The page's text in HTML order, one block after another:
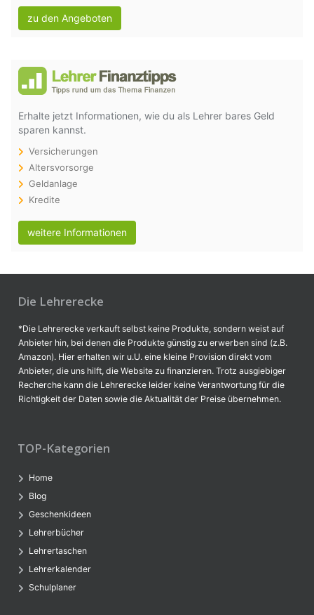
zu den Angeboten
Erhalte jetzt Informationen, wie du als Lehrer bares Geld
sparen kannst.
Versicherungen
Altersvorsorge
Geldanlage
Kredite
weitere Informationen
Die Lehrerecke
*Die Lehrerecke verkauft selbst keine Produkte, sondern weist auf
Anbieter hin, bei denen die Produkte günstig zu erwerben sind (z.B.
Amazon). Hier erhalten wir u.U. eine kleine Provision direkt vom
Anbieter, die uns hilft, die Website zu finanzieren. Trotz ausgiebiger
Recherche kann die Lehrerecke leider keine Verantwortung für die
Richtigkeit der Daten sowie die Aktualität der Preise übernehmen.
TOP-Kategorien
Home
Blog
Geschenkideen
Lehrerbücher
Lehrertaschen
Lehrerkalender
Schulplaner